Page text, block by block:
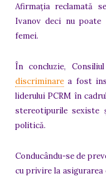
Afirmația reclamată
Ivanov deci nu
femei.
În concluzie,
discriminare a fost
liderului PCRM în
stereotipurile sexiste
politică.
Conducându-se de
cu privire la